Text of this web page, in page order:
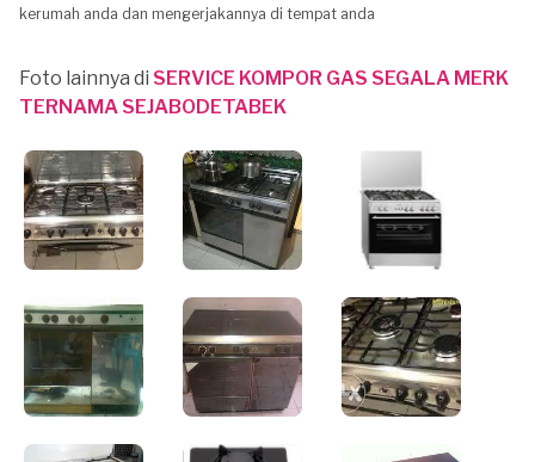
kerumah anda dan mengerjakannya di tempat anda
Foto lainnya di SERVICE KOMPOR GAS SEGALA MERK
TERNAMA SEJABODETABEK